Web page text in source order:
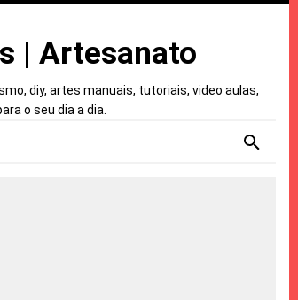
| Artesanato
diy, artes manuais, tutoriais, video aulas,
o seu dia a dia.